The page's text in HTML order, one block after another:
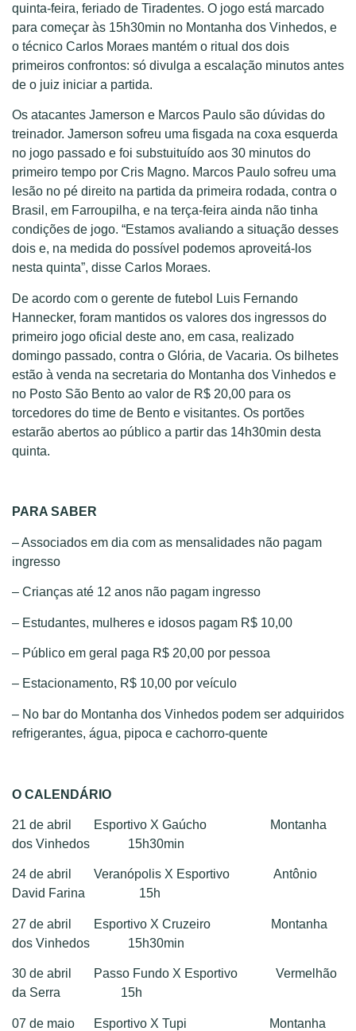
quinta-feira, feriado de Tiradentes. O jogo está marcado
para começar às 15h30min no Montanha dos Vinhedos, e
o técnico Carlos Moraes mantém o ritual dos dois
primeiros confrontos: só divulga a escalação minutos antes
de o juiz iniciar a partida.
Os atacantes Jamerson e Marcos Paulo são dúvidas do
treinador. Jamerson sofreu uma fisgada na coxa esquerda
no jogo passado e foi substuituído aos 30 minutos do
primeiro tempo por Cris Magno. Marcos Paulo sofreu uma
lesão no pé direito na partida da primeira rodada, contra o
Brasil, em Farroupilha, e na terça-feira ainda não tinha
condições de jogo. “Estamos avaliando a situação desses
dois e, na medida do possível podemos aproveitá-los
nesta quinta”, disse Carlos Moraes.
De acordo com o gerente de futebol Luis Fernando
Hannecker, foram mantidos os valores dos ingressos do
primeiro jogo oficial deste ano, em casa, realizado
domingo passado, contra o Glória, de Vacaria. Os bilhetes
estão à venda na secretaria do Montanha dos Vinhedos e
no Posto São Bento ao valor de R$ 20,00 para os
torcedores do time de Bento e visitantes. Os portões
estarão abertos ao público a partir das 14h30min desta
quinta.
PARA SABER
– Associados em dia com as mensalidades não pagam
ingresso
– Crianças até 12 anos não pagam ingresso
– Estudantes, mulheres e idosos pagam R$ 10,00
– Público em geral paga R$ 20,00 por pessoa
– Estacionamento, R$ 10,00 por veículo
– No bar do Montanha dos Vinhedos podem ser adquiridos
refrigerantes, água, pipoca e cachorro-quente
O CALENDÁRIO
21 de abril Esportivo X Gaúcho Montanha
dos Vinhedos 15h30min
24 de abril Veranópolis X Esportivo Antônio
David Farina 15h
27 de abril Esportivo X Cruzeiro Montanha
dos Vinhedos 15h30min
30 de abril Passo Fundo X Esportivo Vermelhão
da Serra 15h
07 de maio Esportivo X Tupi Montanha